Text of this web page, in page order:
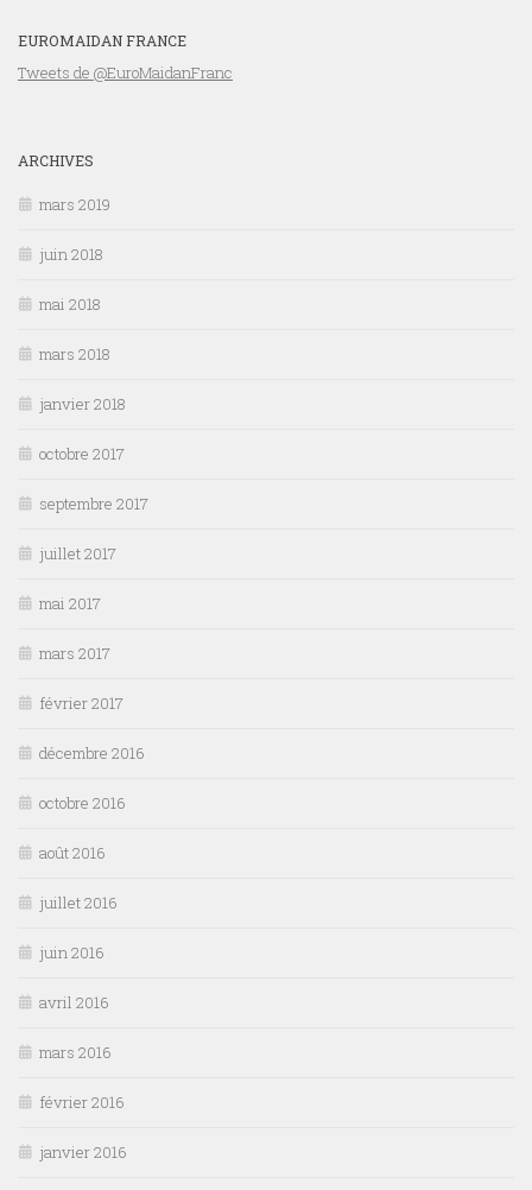
EUROMAIDAN FRANCE
Tweets de @EuroMaidanFranc
ARCHIVES
mars 2019
juin 2018
mai 2018
mars 2018
janvier 2018
octobre 2017
septembre 2017
juillet 2017
mai 2017
mars 2017
février 2017
décembre 2016
octobre 2016
août 2016
juillet 2016
juin 2016
avril 2016
mars 2016
février 2016
janvier 2016